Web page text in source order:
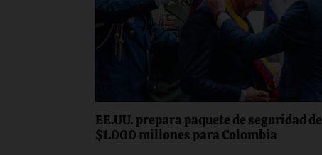
EE.UU. prepara paquete de seguridad de
$1.000 millones para Colombia